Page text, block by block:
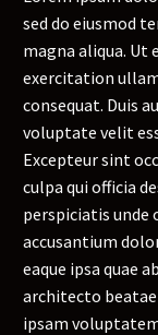
sed do eiusmod
magna aliqua. Ut
exercitation
consequat. Duis
voluptate velit
Excepteur sint
culpa qui officia
perspiciatis
accusantium
eaque ipsa quae
architecto
ipsam